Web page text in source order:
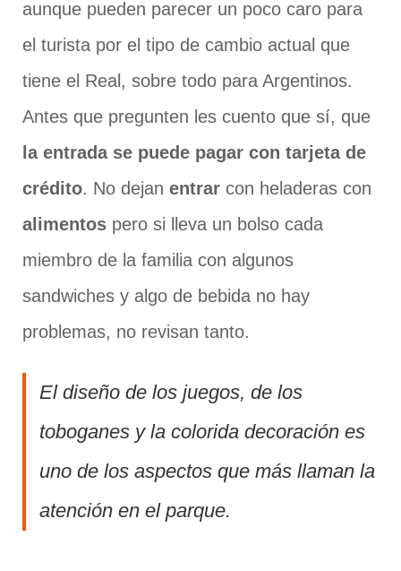
aunque pueden parecer un poco caro para
el turista por el tipo de cambio actual que
tiene el Real, sobre todo para Argentinos.
Antes que pregunten les cuento que sí, que
la entrada se puede pagar con tarjeta de
crédito. No dejan entrar con heladeras con
alimentos pero si lleva un bolso cada
miembro de la familia con algunos
sandwiches y algo de bebida no hay
problemas, no revisan tanto.
El diseño de los juegos, de los
toboganes y la colorida decoración es
uno de los aspectos que más llaman la
atención en el parque.